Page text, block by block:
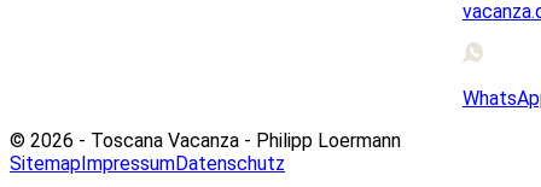
© 2026 - Toscana Vacanza - Philipp Loermann
SitemapImpressumDatenschutz